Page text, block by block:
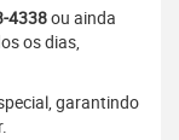
4338ou ainda
os dias,
garantindo